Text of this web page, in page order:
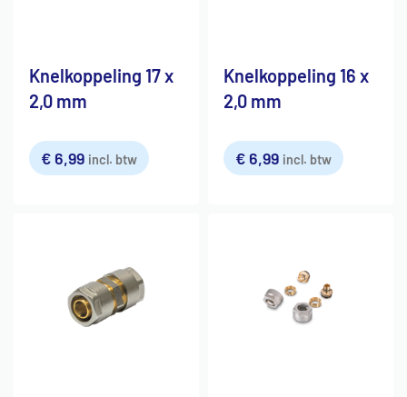
Knelkoppeling 17 x
2,0 mm
€ 6,99 incl. btw
Knelkoppeling 16 x
2,0 mm
€ 6,99 incl. btw